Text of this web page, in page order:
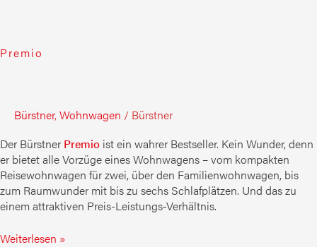
Premio
Bürstner,Wohnwagen / Bürstner
Der Bürstner Premio ist ein wahrer Bestseller. Kein Wunder, denn
er bietet alle Vorzüge eines Wohnwagens – vom kompakten
Reisewohnwagen für zwei, über den Familienwohnwagen, bis
zum Raumwunder mit bis zu sechs Schlafplätzen. Und das zu
einem attraktiven Preis-Leistungs‑Verhältnis.
Weiterlesen »